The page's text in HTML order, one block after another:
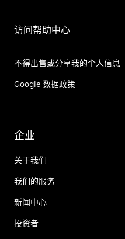
访问帮助中心
不得出售或分享我的个人信息
Google 数据政策
企业
关于我们
我们的服务
新闻中心
投资者